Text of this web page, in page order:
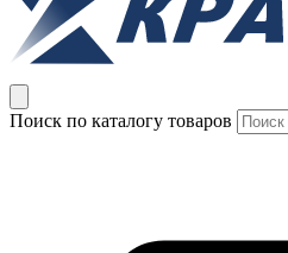
Поиск по каталогу товаров